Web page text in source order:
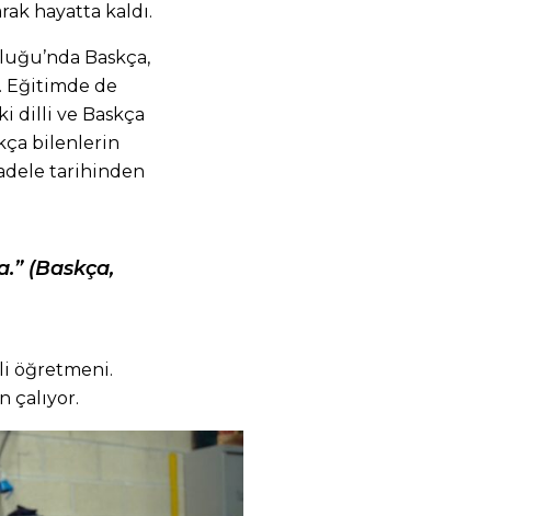
hayatta kaldı.
Baskça,
Eğitimde de
dilli ve Baskça
bilenlerin
tarihinden
(Baskça,
öğretmeni.
çalıyor.